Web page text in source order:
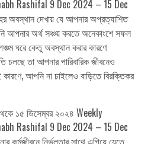
Rashifal 9 Dec 2024 – 15 Dec
অবস্থান দেখায় যে আপনার অপ্রত্যাশিত
আপনার অর্থ সঞ্চয় করতে অনেকাংশে সফল
ঘরে কেতু অবস্থান করার কারণে
চলছে তা আপনার পারিবারিক জীবনেও
আপনি না চাইলেও বাড়িতে বিরক্তিকর
১৫ ডিসেম্বর ২০২৪ Weekly
Rashifal 9 Dec 2024 – 15 Dec
নির্ভুলতার সাথে এগিয়ে যেতে